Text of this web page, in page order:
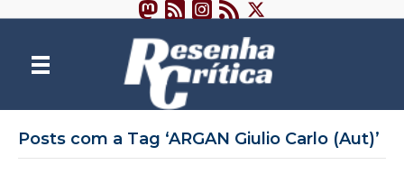
Posts com a Tag ‘ARGAN Giulio Carlo (Aut)’